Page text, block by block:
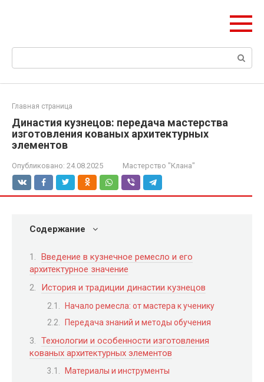
Поиск:
Главная страница
Династия кузнецов: передача мастерства
изготовления кованых архитектурных
элементов
Опубликовано: 24.08.2025 Мастерство "Клана"
Содержание
Введение в кузнечное ремесло и его
архитектурное значение
История и традиции династии кузнецов
Начало ремесла: от мастера к ученику
Передача знаний и методы обучения
Технологии и особенности изготовления
кованых архитектурных элементов
Материалы и инструменты